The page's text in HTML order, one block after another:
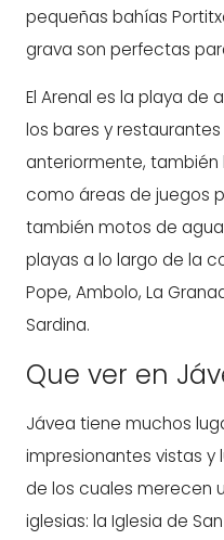
pequeñas bahías
grava son perfectas
El Arenal es la playa de
los bares y
anteriormente,
como áreas de juegos
también motos de
playas a lo largo de la
Pope, Ambolo, La
Sardina.
Que ver en
Jávea tiene muchos
impresionantes vistas y
de los cuales merecen
iglesias: la Iglesia de